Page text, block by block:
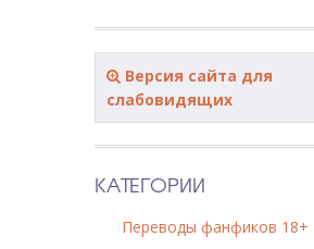
Версия сайта для
слабовидящих
КАТЕГОРИИ
Переводы фанфиков 18+